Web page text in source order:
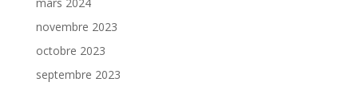
novembre 2023
octobre 2023
septembre 2023